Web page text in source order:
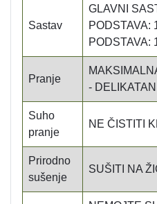
Sastav
GLAVNI
PODSTAVA:
PODSTAVA:
Pranje
-
Suho
pranje
NE ČISTITI
Prirodno
sušenje
SUŠITI NA